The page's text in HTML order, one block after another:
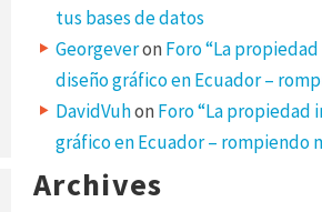
tus bases de datos
Georgeveron Foro “La
diseño gráfico en Ecuador –
DavidVuhon Foro “La
gráfico en Ecuador – rompiendo
Archives